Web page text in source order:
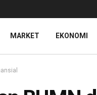
MARKET EKONOMI